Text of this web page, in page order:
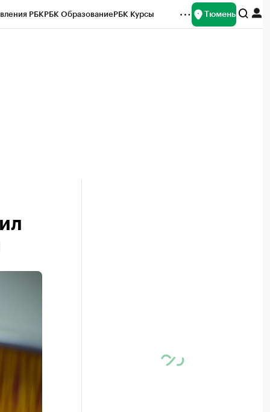
РБКРБК ОбразованиеРБК Курсы Тюмень